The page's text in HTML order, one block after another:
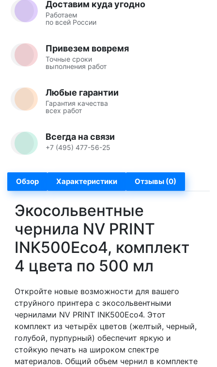
Доставим куда угодно
Работаем
по всей России
Привезем вовремя
Точные сроки
выполнения работ
Любые гарантии
Гарантия качества
всех работ
Всегда на связи
+7 (495) 477-56-25
Обзор Характеристики Отзывы (0)
Экосольвентные
чернила NV PRINT
INK500Eco4, комплект
4 цвета по 500 мл
Откройте новые возможности для вашего
струйного принтера с экосольвентными
чернилами NV PRINT INK500Eco4. Этот
комплект из четырёх цветов (желтый, черный,
голубой, пурпурный) обеспечит яркую и
стойкую печать на широком спектре
материалов. Общий объем чернил в комплекте